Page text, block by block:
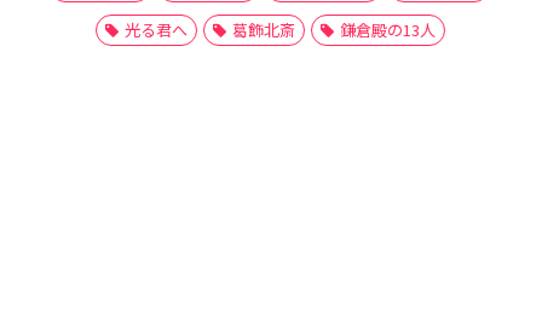
光る君へ
葛飾北斎 鎌倉殿の13人